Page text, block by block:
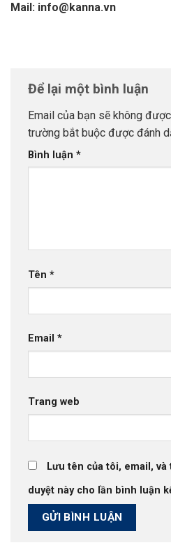
Mail: info@kanna.vn
Để lại một bình luận
Email của bạn sẽ không
trường bắt buộc được đánh
Bình luận *
Tên *
Email *
Trang web
Lưu tên của tôi, email,
duyệt này cho lần bình luận